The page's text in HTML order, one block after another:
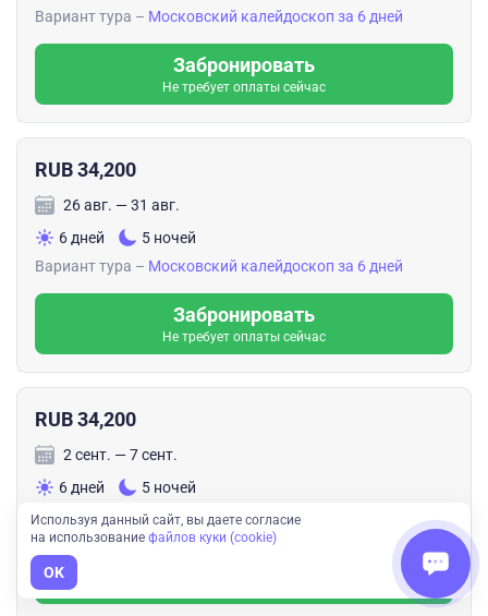
Вариант тура – Московский калейдоскоп за 6 дней
Забронировать
Не требует оплаты сейчас
RUB 34,200
26 авг. — 31 авг.
6 дней
5 ночей
Вариант тура – Московский калейдоскоп за 6 дней
Забронировать
Не требует оплаты сейчас
RUB 34,200
2 сент. — 7 сент.
6 дней
5 ночей
Вариант тура – Московский калейдоскоп за 6 дней
Используя данный сайт, вы даете согласие
на использование файлов куки (cookie)
OK